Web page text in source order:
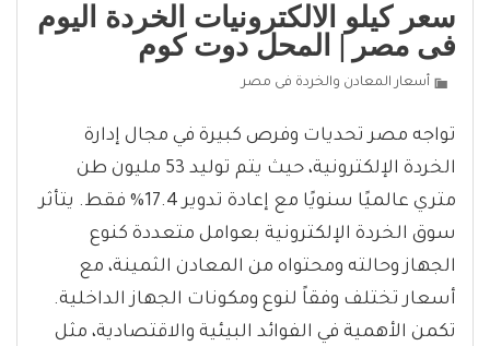
سعر كيلو الالكترونيات الخردة اليوم
فى مصر | المحل دوت كوم
أسعار المعادن والخردة فى مصر
تواجه مصر تحديات وفرص كبيرة في مجال إدارة
الخردة الإلكترونية، حيث يتم توليد 53 مليون طن
متري عالميًا سنويًا مع إعادة تدوير 17.4% فقط. يتأثر
سوق الخردة الإلكترونية بعوامل متعددة كنوع
الجهاز وحالته ومحتواه من المعادن الثمينة، مع
أسعار تختلف وفقاً لنوع ومكونات الجهاز الداخلية.
تكمن الأهمية في الفوائد البيئية والاقتصادية، مثل